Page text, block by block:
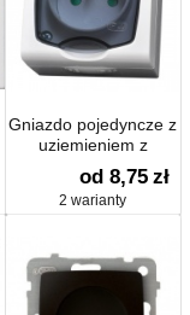
Gniazdo pojedyncze z
uziemieniem z
przesłonami
od 8,75 zł
2 warianty